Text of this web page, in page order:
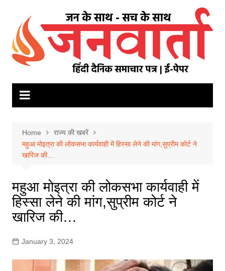
content
Home
राज्य की खबरें
महुआ मोइत्रा की लोकसभा कार्यवाही में हिस्सा लेने की मांग,सुप्रीम कोर्ट ने
खारिज की…
महुआ मोइत्रा की लोकसभा कार्यवाही में
हिस्सा लेने की मांग,सुप्रीम कोर्ट ने
खारिज की…
January 3, 2024